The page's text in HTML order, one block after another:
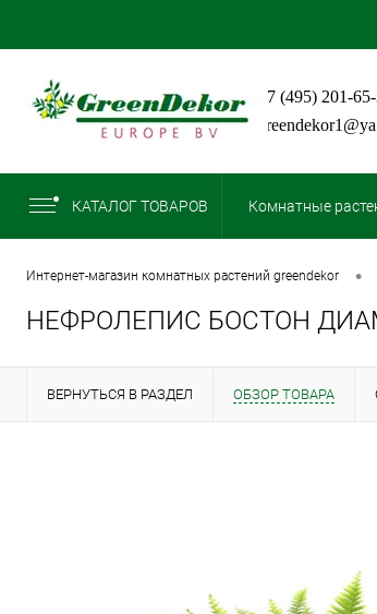
+7 (495) 201-
КАТАЛОГ ТОВАРОВ Комнатные
интернет-магазин комнатных растений greendekor •
НЕФРОЛЕПИС БОСТОН
ВЕРНУТЬСЯ В РАЗДЕЛ ОБЗОР ТОВАРА